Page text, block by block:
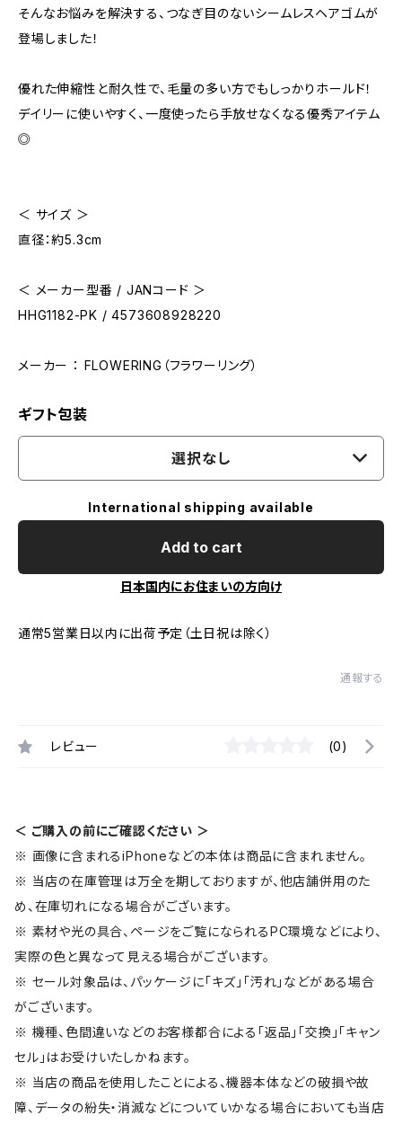
そんなお悩みを解決する、つなぎ目のないシームレスヘアゴムが
登場しました！
優れた伸縮性と耐久性で、毛量の多い方でもしっかりホールド！
デイリーに使いやすく、一度使ったら手放せなくなる優秀アイテム
◎
＜ サイズ ＞
直径：約5.3cm
＜ メーカー型番 / JANコード ＞
HHG1182-PK / 4573608928220
メーカー ： FLOWERING（フラワーリング）
ギフト包装
選択なし
International shipping available
Add to cart
日本国内にお住まいの方向け
通常5営業日以内に出荷予定（土日祝は除く）
通報する
レビュー (0)
＜ ご購入の前にご確認ください ＞
※ 画像に含まれるiPhoneなどの本体は商品に含まれません。
※ 当店の在庫管理は万全を期しておりますが、他店舗併用のた
め、在庫切れになる場合がございます。
※ 素材や光の具合、ページをご覧になられるPC環境などにより、
実際の色と異なって見える場合がございます。
※ セール対象品は、パッケージに「キズ」「汚れ」などがある場合
がございます。
※ 機種、色間違いなどのお客様都合による「返品」「交換」「キャン
セル」はお受けいたしかねます。
※ 当店の商品を使用したことによる、機器本体などの破損や故
障、データの紛失・消滅などについていかなる場合においても当店